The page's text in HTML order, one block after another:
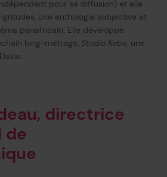
pour sa diffusion) et elle
une anthologie subjective et
panafricain. Elle développe
long-métrage, Studio Kebe, une
directrice
de